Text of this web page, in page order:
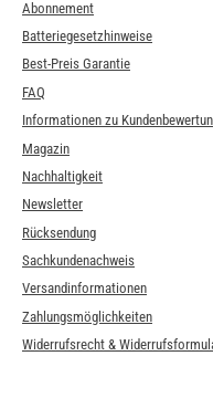
Abonnement
Batteriegesetzhinweise
Best-Preis Garantie
FAQ
Informationen zu
Magazin
Nachhaltigkeit
Newsletter
Rücksendung
Sachkundenachweis
Versandinformationen
Zahlungsmöglichkeiten
Widerrufsrecht &